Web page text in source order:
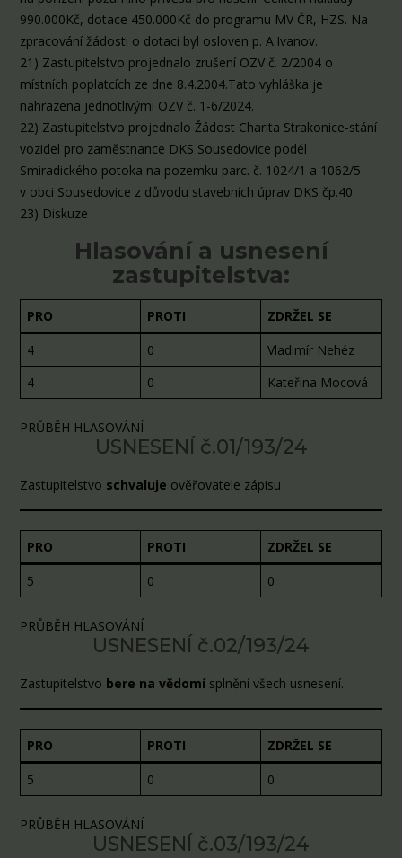
990.000Kč, dotace 450.000Kč do programu MV ČR, HZS. Na
zpracování žádosti o dotaci byl osloven p. A.Ivanov.
21) Zastupitelstvo projednalo zrušení OZV č. 2/2004 o
místních poplatcích ze dne 8.4.2004.Tato vyhláška je
nahrazena jednotlivými OZV č. 1-6/2024.
22) Zastupitelstvo projednalo Žádost Charita Strakonice-stání
vozidel pro zaměstnance DKS Sousedovice podél
Smiradického potoka na pozemku parc. č. 1024/1 a 1062/5
v obci Sousedovice z důvodu stavebních úprav DKS čp.40.
23) Diskuze
Hlasování a usnesení
zastupitelstva:
PRO PROTI
ZDRŽEL SE
4
0
Vladimír Nehéz
4
0 Kateřina Mocová
PRŮBĚH HLASOVÁNÍ
USNESENÍ č.01/193/24
Zastupitelstvo schvaluje ověřovatele zápisu
PRO PROTI
ZDRŽEL SE
5
0 0
PRŮBĚH HLASOVÁNÍ
USNESENÍ č.02/193/24
Zastupitelstvo bere na vědomí splnění všech usnesení.
PRO PROTI
ZDRŽEL SE
5
0 0
PRŮBĚH HLASOVÁNÍ
USNESENÍ č.03/193/24